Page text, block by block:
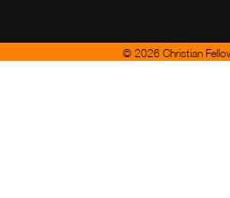
© 2026 Christian